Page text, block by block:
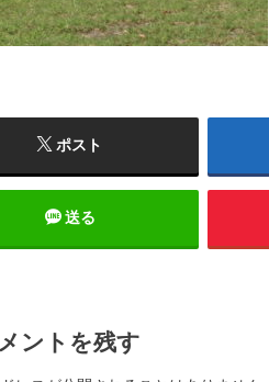
ポスト
送る
ントを残す